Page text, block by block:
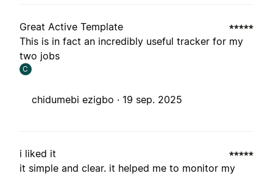
Great Active Template
This is in fact an incredibly useful tracker for my
two jobs
C
chidumebi ezigbo · 19 sep. 2025
i liked it
it simple and clear. it helped me to monitor my